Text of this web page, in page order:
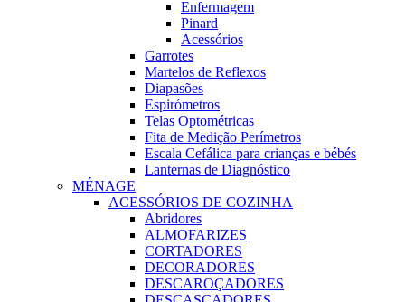
Enfermagem
Pinard
Acessórios
Garrotes
Martelos de Reflexos
Diapasões
Espirómetros
Telas Optométricas
Fita de Medição Perímetros
Escala Cefálica para crianças e bébés
Lanternas de Diagnóstico
MÉNAGE
ACESSÓRIOS DE COZINHA
Abridores
ALMOFARIZES
CORTADORES
DECORADORES
DESCAROÇADORES